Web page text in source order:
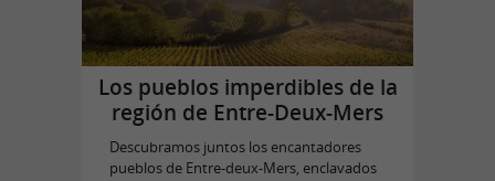
Los pueblos imperdibles de la
región de Entre-Deux-Mers
Descubramos juntos los encantadores
pueblos de Entre-deux-Mers, enclavados